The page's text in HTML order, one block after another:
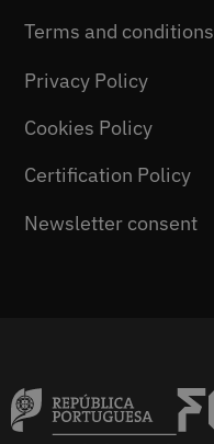
Terms and conditions
Privacy Policy
Cookies Policy
Certification Policy
Newsletter consent